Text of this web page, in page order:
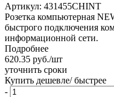
Артикул: 431455CHINT
Розетка компьютерная
быстрого подключения
информационной сети.
Подробнее
620.35 руб./шт
уточнить сроки
Купить дешевле/ быстрее
-